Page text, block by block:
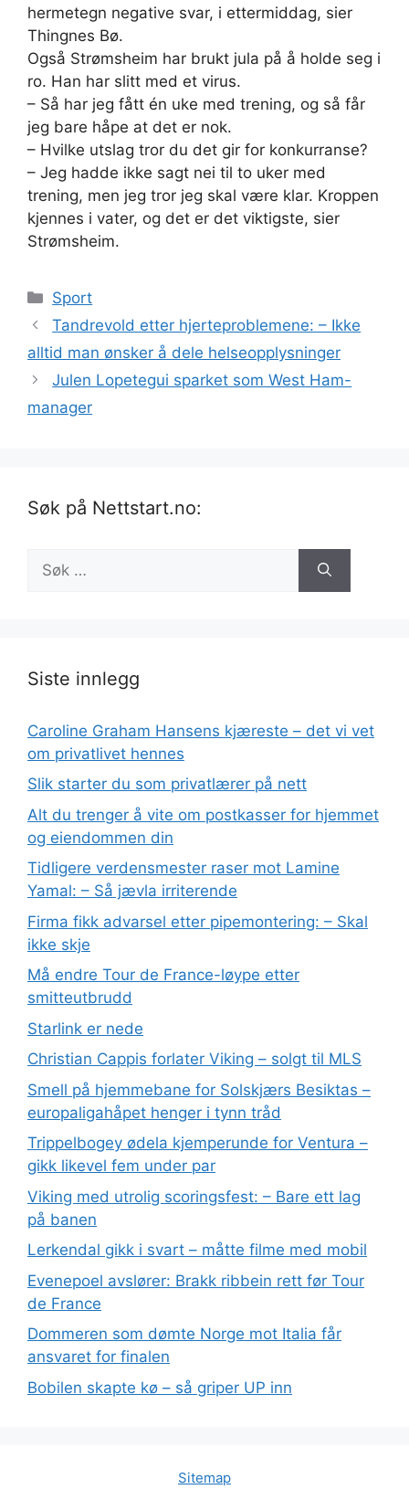
hermetegn negative svar, i ettermiddag, sier
Thingnes Bø.
Også Strømsheim har brukt jula på å holde seg i
ro. Han har slitt med et virus.
– Så har jeg fått én uke med trening, og så får
jeg bare håpe at det er nok.
– Hvilke utslag tror du det gir for konkurranse?
– Jeg hadde ikke sagt nei til to uker med
trening, men jeg tror jeg skal være klar. Kroppen
kjennes i vater, og det er det viktigste, sier
Strømsheim.
Kategorier
Sport
Tandrevold etter hjerteproblemene: – Ikke
alltid man ønsker å dele helseopplysninger
Julen Lopetegui sparket som West Ham-
manager
Søk på Nettstart.no:
etter:
Siste innlegg
Caroline Graham Hansens kjæreste – det vi vet
om privatlivet hennes
Slik starter du som privatlærer på nett
Alt du trenger å vite om postkasser for hjemmet
og eiendommen din
Tidligere verdensmester raser mot Lamine
Yamal: – Så jævla irriterende
Firma fikk advarsel etter pipemontering: – Skal
ikke skje
Må endre Tour de France-løype etter
smitteutbrudd
Starlink er nede
Christian Cappis forlater Viking – solgt til MLS
Smell på hjemmebane for Solskjærs Besiktas –
europaligahåpet henger i tynn tråd
Trippelbogey ødela kjemperunde for Ventura –
gikk likevel fem under par
Viking med utrolig scoringsfest: – Bare ett lag
på banen
Lerkendal gikk i svart – måtte filme med mobil
Evenepoel avslører: Brakk ribbein rett før Tour
de France
Dommeren som dømte Norge mot Italia får
ansvaret for finalen
Bobilen skapte kø – så griper UP inn
Sitemap